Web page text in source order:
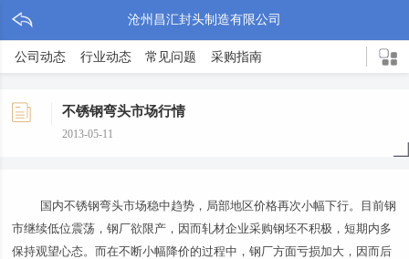
沧州昌汇封头制造有限公司
公司动态 行业动态 常见问题 采购指南
不锈钢弯头市场行情
2013-05-11
国内不锈钢弯头市场稳中趋势，局部地区价格再次小幅下行。目前钢
市继续低位震荡，钢厂欲限产，因而轧材企业采购钢坯不积极，短期内多
保持观望心态。而在不断小幅降价的过程中，钢厂方面亏损加大，因而后